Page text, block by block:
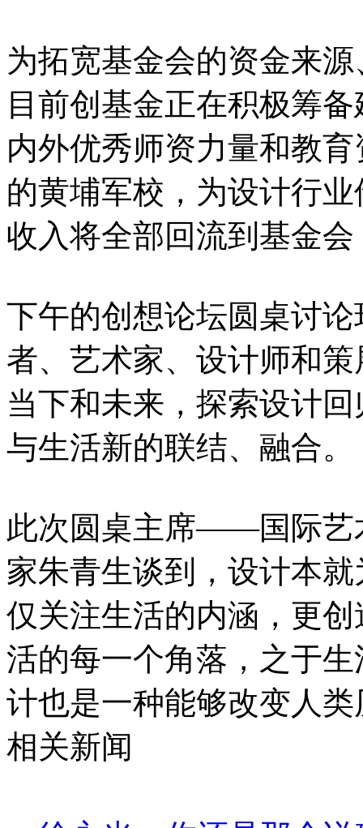
为拓宽基金会的资金来
目前创基金正在积极筹
内外优秀师资力量和教
的黄埔军校，为设计行
收入将全部回流到基金
下午的创想论坛圆桌讨
者、艺术家、设计师和
当下和未来，探索设计
与生活新的联结、融合。
此次圆桌主席——国际艺
家朱青生谈到，设计本
仅关注生活的内涵，更
活的每一个角落，之于
计也是一种能够改变人
相关新闻